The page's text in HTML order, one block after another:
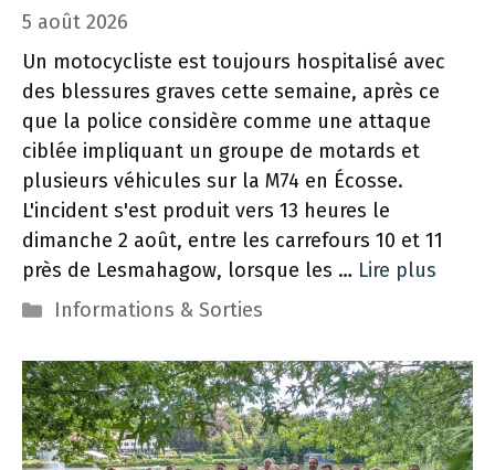
5 août 2026
Un motocycliste est toujours hospitalisé avec
des blessures graves cette semaine, après ce
que la police considère comme une attaque
ciblée impliquant un groupe de motards et
plusieurs véhicules sur la M74 en Écosse.
L'incident s'est produit vers 13 heures le
dimanche 2 août, entre les carrefours 10 et 11
près de Lesmahagow, lorsque les … Lire plus
Catégories
Informations & Sorties